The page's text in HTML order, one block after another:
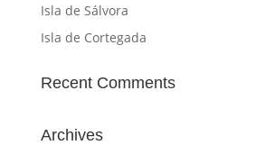
Isla de Sálvora
Isla de Cortegada
Recent Comments
Archives